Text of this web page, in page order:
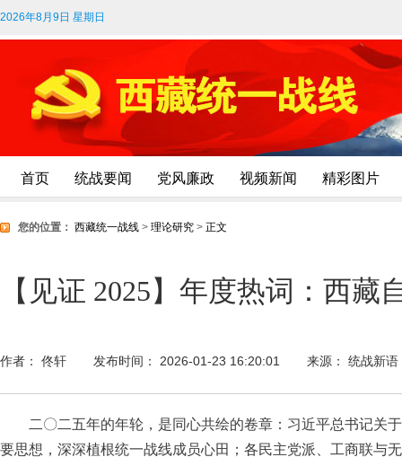
2026年8月9日 星期日
首页 统战要闻 党风廉政 视频新闻 精彩图片
您的位置： 西藏统一战线 > 理论研究 > 正文
【见证 2025】年度热词：西
作者： 佟轩 发布时间： 2026-01-23 16:20:01 来源： 统战新语
二〇二五年的年轮，是同心共绘的卷章：习近平总书记关
要思想，深深植根统一战线成员心田；各民主党派、工商联与